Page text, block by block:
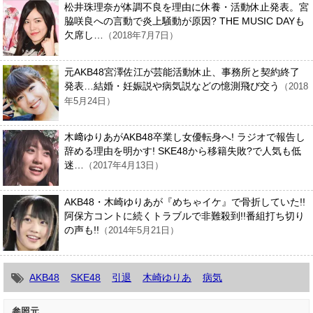
松井珠理奈が体調不良を理由に休養・活動休止発表。宮
脇咲良への言動で炎上騒動が原因? THE MUSIC DAYも
欠席し…
（2018年7月7日）
元AKB48宮澤佐江が芸能活動休止、事務所と契約終了
発表…結婚・妊娠説や病気説などの憶測飛び交う
（2018
年5月24日）
木﨑ゆりあがAKB48卒業し女優転身へ! ラジオで報告し
辞める理由を明かす! SKE48から移籍失敗?で人気も低
迷…
（2017年4月13日）
AKB48・木崎ゆりあが『めちゃイケ』で骨折していた!!
阿保方コントに続くトラブルで非難殺到!!番組打ち切り
の声も!! （2014年5月21日）
AKB48 SKE48 引退 木崎ゆりあ 病気